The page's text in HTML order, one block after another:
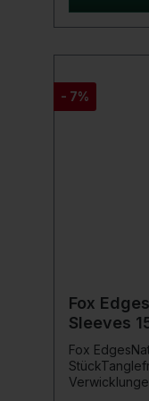
Edges Arma
- 7%
Fox
Sleeves
Fox